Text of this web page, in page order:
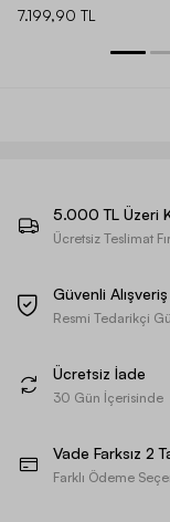
7.199,90 TL
5.000 TL Üzeri
Ücretsiz Teslimat
Güvenli Alışveriş
Resmi Tedarikçi
Ücretsiz İade
30 Gün İçerisinde
Vade Farksız 2
Farklı Ödeme